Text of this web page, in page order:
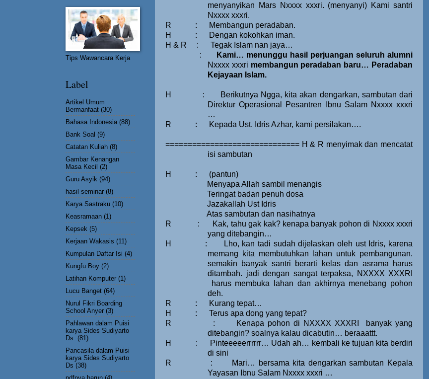
menyanyikan Mars Nxxxx xxxri. (menyanyi) Kami santri
Nxxxx xxxri.
R
:
Membangun peradaban.
H
:
Dengan kokohkan iman.
H & R
:
Tegak Islam nan jaya…
:
Kami… menunggu hasil perjuangan seluruh alumni
Nxxxx xxxri membangun peradaban baru… Peradaban
Kejayaan Islam.
H :
Berikutnya Ngga, kita akan dengarkan, sambutan dari
Direktur Operasional Pesantren Ibnu Salam Nxxxx xxxri
…
R
: Kepada Ust. Idris Azhar, kami persilakan….
============================== H & R menyimak dan mencatat
isi sambutan
H :
(pantun)
Menyapa Allah sambil menangis
Teringat badan penuh dosa
Jazakallah Ust Idris
Atas sambutan dan nasihatnya
R
:
Kak, tahu gak kak? kenapa banyak pohon di Nxxxx xxxri
yang ditebangin…
H
:
Lho, kan tadi sudah dijelaskan oleh ust Idris, karena
memang kita membutuhkan lahan untuk pembangunan.
semakin banyak santri berarti kelas dan asrama harus
ditambah. jadi dengan sangat terpaksa, NXXXX XXXRI
harus membuka lahan dan akhirnya menebang pohon
deh.
R
:
Kurang tepat…
H
:
Terus apa dong yang tepat?
R
: Kenapa pohon di NXXXX XXXRI
banyak yang
ditebangin? soalnya kalau dicabutin… beraaattt.
H
:
Pinteeeeerrrrrr… Udah ah… kembali ke tujuan kita berdiri
di sini
R
:
Mari… bersama kita dengarkan sambutan Kepala
Yayasan Ibnu Salam Nxxxx xxxri …
Tips Wawancara Kerja
Label
Artikel Umum
Bermanfaat (30)
Bahasa Indonesia (88)
Bank Soal (9)
Catatan Kuliah (8)
Gambar Kenangan
Masa Kecil (2)
Guru Asyik (94)
hasil seminar (8)
Karya Sastraku (10)
Keasramaan (1)
Kepsek (5)
Kerjaan Wakasis (11)
Kumpulan Daftar Isi (4)
Kungfu Boy (2)
Latihan Komputer (1)
Lucu Banget (64)
Nurul Fikri Boarding
School Anyer (3)
Pahlawan dalam Puisi
karya Sides Sudiyarto
Ds. (81)
Pancasila dalam Puisi
karya Sides Sudiyarto
Ds (38)
pdfnya harun (4)